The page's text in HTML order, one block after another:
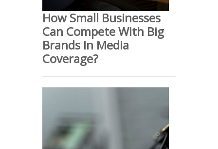
How Small Businesses
Can Compete With Big
Brands In Media
Coverage?